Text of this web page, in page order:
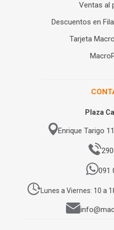
Ventas al
Descuentos en
Tarjeta
Plaza
Enrique Tarigo
091
Lunes a Viernes: 10 a